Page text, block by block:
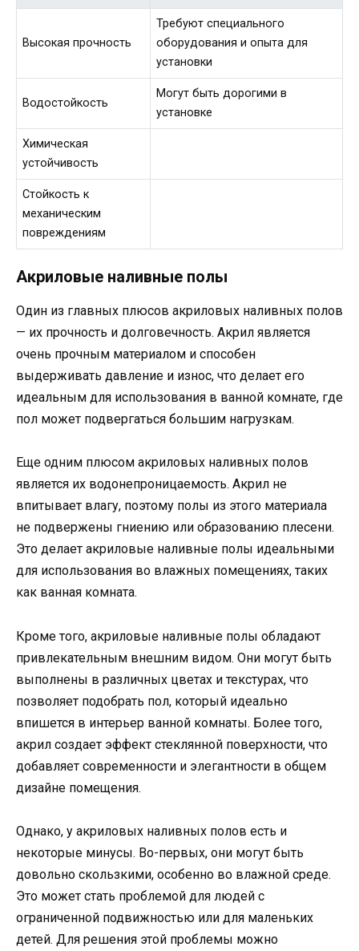
Высокая прочность
Требуют специального
оборудования и опыта для
установки
Водостойкость
Могут быть дорогими в
установке
Химическая
устойчивость
Стойкость к
механическим
повреждениям
Акриловые наливные полы
Один из главных плюсов акриловых наливных полов
— их прочность и долговечность. Акрил является
очень прочным материалом и способен
выдерживать давление и износ, что делает его
идеальным для использования в ванной комнате, где
пол может подвергаться большим нагрузкам.
Еще одним плюсом акриловых наливных полов
является их водонепроницаемость. Акрил не
впитывает влагу, поэтому полы из этого материала
не подвержены гниению или образованию плесени.
Это делает акриловые наливные полы идеальными
для использования во влажных помещениях, таких
как ванная комната.
Кроме того, акриловые наливные полы обладают
привлекательным внешним видом. Они могут быть
выполнены в различных цветах и текстурах, что
позволяет подобрать пол, который идеально
впишется в интерьер ванной комнаты. Более того,
акрил создает эффект стеклянной поверхности, что
добавляет современности и элегантности в общем
дизайне помещения.
Однако, у акриловых наливных полов есть и
некоторые минусы. Во-первых, они могут быть
довольно скользкими, особенно во влажной среде.
Это может стать проблемой для людей с
ограниченной подвижностью или для маленьких
детей. Для решения этой проблемы можно